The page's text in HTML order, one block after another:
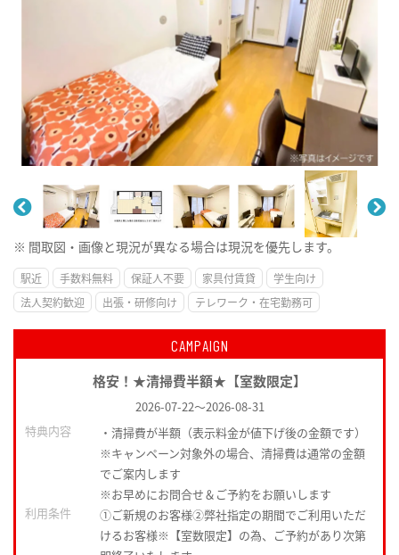
※ 間取図・画像と現況が異なる場合は現況を優先します。
駅近 手数料無料 保証人不要 家具付賃貸
学生向け
法人契約歓迎
出張・研修向け テレワーク・在宅勤務可
CAMPAIGN
格安！★清掃費半額★【室数限定】
2026-07-22～2026-08-31
特典内容
・清掃費が半額（表示料金が値下げ後の金額です）
※キャンペーン対象外の場合、清掃費は通常の金額
でご案内します
※お早めにお問合せ＆ご予約をお願いします
利用条件
①ご新規のお客様②弊社指定の期間でご利用いただ
けるお客様※【室数限定】の為、ご予約があり次第